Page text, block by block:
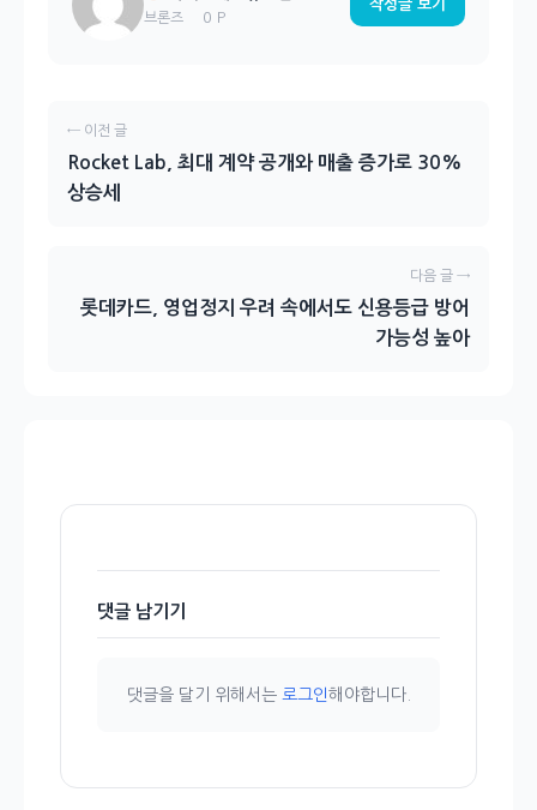
브론즈 0 P
작성글 보기
← 이전 글
Rocket Lab, 최대 계약 공개와 매출 증가로 30%
상승세
다음 글 →
롯데카드, 영업정지 우려 속에서도 신용등급 방어
가능성 높아
댓글 남기기
댓글을 달기 위해서는 로그인해야합니다.